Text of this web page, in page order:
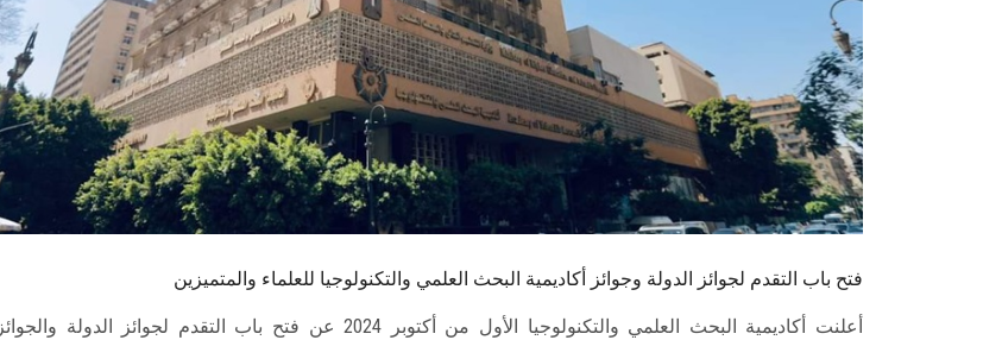
فتح باب التقدم لجوائز الدولة وجوائز أكاديمية البحث العلمي والتكنولوجيا للعلماء والمتميزين
أعلنت أكاديمية البحث العلمي والتكنولوجيا الأول من أكتوبر 2024 عن فتح باب التقدم لجوائز الدولة والجوائز